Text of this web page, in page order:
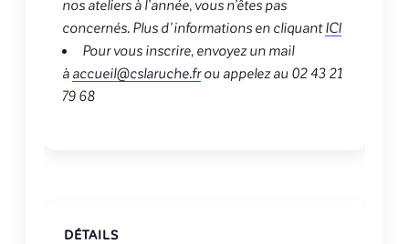
nos ateliers à l’année, vous n’êtes pas
concernés. Plus d’informations en cliquantICI
Pour vous inscrire, envoyez un mail
à accueil@cslaruche.frou appelez au 02 43 21
79 68
DÉTAILS